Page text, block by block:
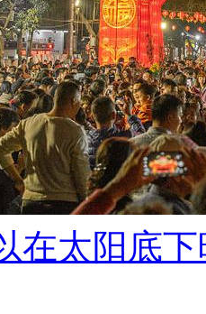
在太阳底